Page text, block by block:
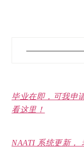
毕业在即，可我申
看这里！
NAATI 系统更新，